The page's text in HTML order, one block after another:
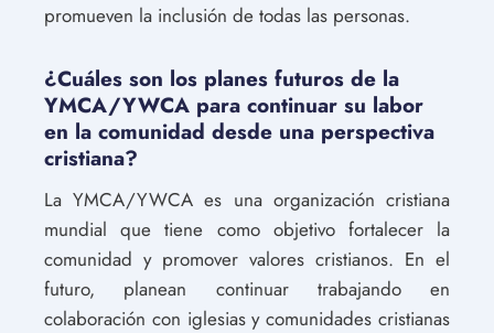
promueven la inclusión de todas las personas.
¿Cuáles son los planes futuros de la
YMCA/YWCA para continuar su labor
en la comunidad desde una perspectiva
cristiana?
La YMCA/YWCA es una organización cristiana
mundial que tiene como objetivo fortalecer la
comunidad y promover valores cristianos. En el
futuro, planean continuar trabajando en
colaboración con iglesias y comunidades cristianas